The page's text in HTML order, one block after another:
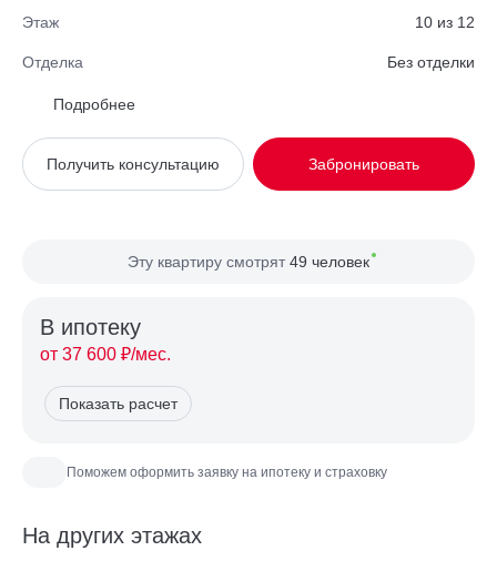
Этаж 10 из 12
Отделка Без отделки
Район
Вид из окна На улицу
Планировка Односторонняя
Подробнее
Забронировать
Получить консультацию
Эту квартиру смотрят 49 человек
В ипотекy
от 37 600 ₽/мес.
Показать расчет
Поможем оформить заявку на ипотеку и страховку
На других этажах